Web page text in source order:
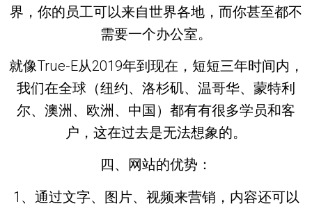
界 ，你的员工可以来自世界各地，而你甚至都不
需要一个办公室。
就像True-E从2019年到现在，短短三年时间内，
我们在全球 （纽约、洛杉矶、温哥华、蒙特利
尔、澳洲、欧洲、中国）都有有很多学员和客
户，这在过去是无法想象的。
四、网站的优势：
1、通过文字、图片、视频来营销，内容还可以